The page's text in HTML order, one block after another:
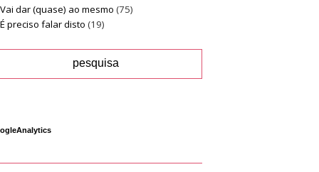
Vai dar (quase) ao mesmo (75)
É preciso falar disto (19)